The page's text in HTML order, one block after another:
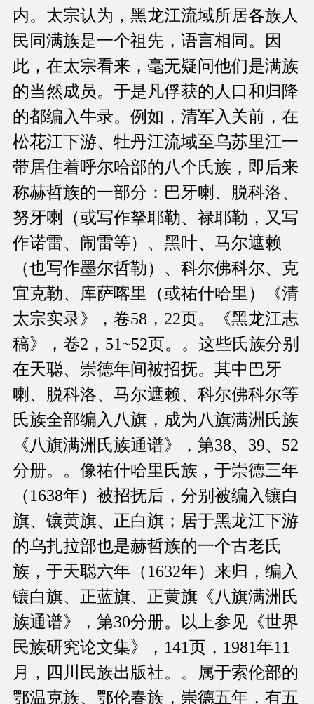
内。太宗认为，黑龙江流域所居各族人
民同满族是一个祖先，语言相同。因
此，在太宗看来，毫无疑问他们是满族
的当然成员。于是凡俘获的人口和归降
的都编入牛录。例如，清军入关前，在
松花江下游、牡丹江流域至乌苏里江一
带居住着呼尔哈部的八个氏族，即后来
称赫哲族的一部分：巴牙喇、脱科洛、
努牙喇（或写作拏耶勒、禄耶勒，又写
作诺雷、闹雷等）、黑叶、马尔遮赖
（也写作墨尔哲勒）、科尔佛科尔、克
宜克勒、库萨喀里（或祐什哈里）《清
太宗实录》，卷58，22页。《黑龙江志
稿》，卷2，51~52页。。这些氏族分别
在天聪、崇德年间被招抚。其中巴牙
喇、脱科洛、马尔遮赖、科尔佛科尔等
氏族全部编入八旗，成为八旗满洲氏族
《八旗满洲氏族通谱》，第38、39、52
分册。。像祐什哈里氏族，于崇德三年
（1638年）被招抚后，分别被编入镶白
旗、镶黄旗、正白旗；居于黑龙江下游
的乌扎拉部也是赫哲族的一个古老氏
族，于天聪六年（1632年）来归，编入
镶白旗、正蓝旗、正黄旗《八旗满洲氏
族通谱》，第30分册。以上参见《世界
民族研究论文集》，141页，1981年11
月，四川民族出版社。。属于索伦部的
鄂温克族、鄂伦春族，崇德五年，有五